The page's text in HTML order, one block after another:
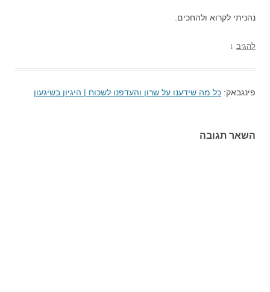
נהניתי לקרוא ולהחכים.
להגיב ↓
פינגבאק: כל מה שידענו על שרון והעדפנו לשכוח | היגיון בשיגעון
השאר תגובה